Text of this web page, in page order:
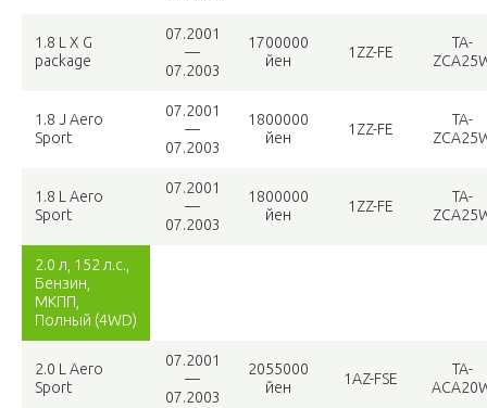
1.8 L X G
package
07.2001
—
07.2003
1700000
йен
1ZZ-FE
TA-
1.8 J Aero
Sport
07.2001
—
07.2003
1800000
йен
1ZZ-FE
TA-
1.8 L Aero
Sport
07.2001
—
07.2003
1800000
йен
1ZZ-FE
TA-
2.0 л, 152 л.с.,
Бензин,
МКПП,
Полный (4WD)
2.0 L Aero
Sport
07.2001
—
07.2003
2055000
йен
1AZ-FSE
TA-